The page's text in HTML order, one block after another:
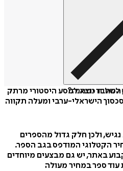
לשלוח כמתנה?
יוצא למסע היסטורי מרתק
הישראלי-ערבי ומעלה תקווה
ולכן חלק גדול מהספרים
הקטלוגי המודפס בגב הספר.
באתר, יש גם מבצעים מיוחדים
עוד ספר במחיר מעולה